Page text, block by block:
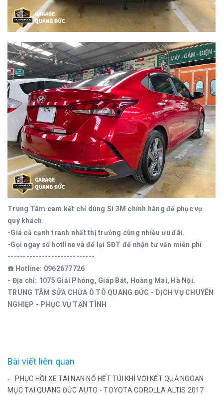
Trung Tâm cam kết chỉ dùng Si 3M chính hãng để phục vụ
quý khách.
-Giá cả cạnh tranh nhất thị trường cùng nhiều ưu đãi.
-Gọi ngay số hotline và để lại SĐT để nhận tư vấn miễn phí
----------------------------
☎️ Hotline: 0962677726
- Địa chỉ: 1075 Giải Phóng, Giáp Bát, Hoàng Mai, Hà Nội.
TRUNG TÂM SỬA CHỮA Ô TÔ QUANG ĐỨC - DỊCH VỤ CHUYÊN
NGHIỆP - PHỤC VỤ TẬN TÌNH
Bài viết liên quan
PHỤC HỒI XE TAI NẠN NỔ HẾT TÚI KHÍ VỚI KẾT QUẢ NGOẠN
MỤC TẠI QUANG ĐỨC AUTO - TOYOTA COROLLA ALTIS 2017